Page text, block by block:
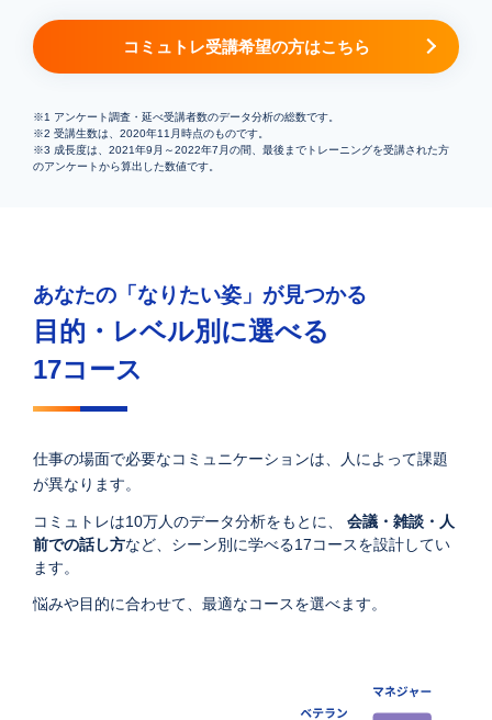
コミュトレ受講希望の方はこちら
※1 アンケート調査・延べ受講者数のデータ分析の総数です。
※2 受講生数は、2020年11月時点のものです。
※3 成長度は、2021年9月～2022年7月の間、最後までトレーニングを受講された方
のアンケートから算出した数値です。
あなたの「なりたい姿」が見つかる
目的・レベル別に選べる
17コース
仕事の場面で必要なコミュニケーションは、人によって課題
が異なります。
コミュトレは10万人のデータ分析をもとに、 会議・雑談・人
前での話し方など、シーン別に学べる17コースを設計してい
ます。​
悩みや目的に合わせて、最適なコースを選べます。